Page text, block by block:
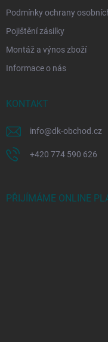
Podmínky ochrany
Pojištění zásilky
Montáž a výnos zboží
Informace o nás
KONTAKT
info@dk-obchod.cz
+420 774 590 626
PŘIJÍMÁME ONLINE